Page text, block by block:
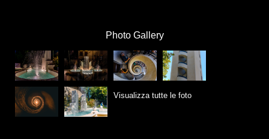
Photo Gallery
Visualizza tutte le foto